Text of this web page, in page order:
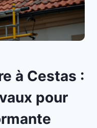
à Cestas :
pour